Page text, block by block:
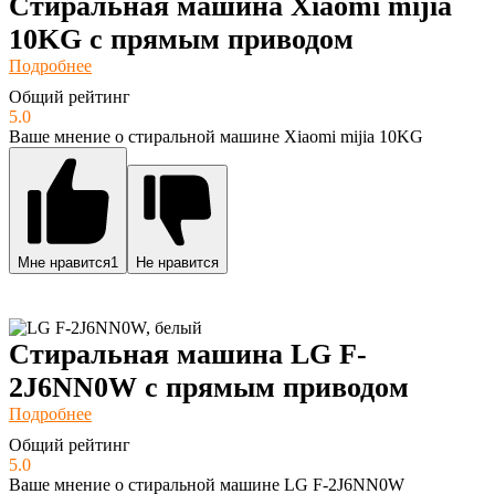
10KG с прямым приводом
Подробнее
Общий рейтинг
5.0
Ваше мнение о стиральной машине Xiaomi mijia 10KG
Мне нравится1 Не нравится
Стиральная машина LG F-
2J6NN0W с прямым приводом
Подробнее
Общий рейтинг
5.0
Ваше мнение о стиральной машине LG F-2J6NN0W